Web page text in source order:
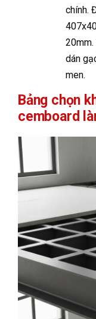
chính.
dán
men.
Bảng chọn
cemboard